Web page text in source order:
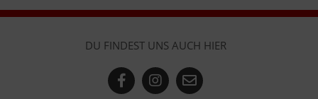
DU FINDEST UNS AUCH HIER